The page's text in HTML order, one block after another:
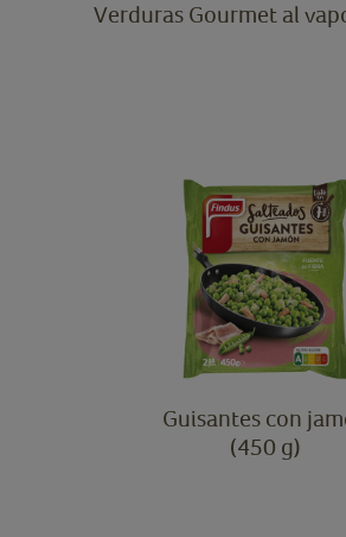
Verduras Gourmet al
Guisantes con
(450 g)